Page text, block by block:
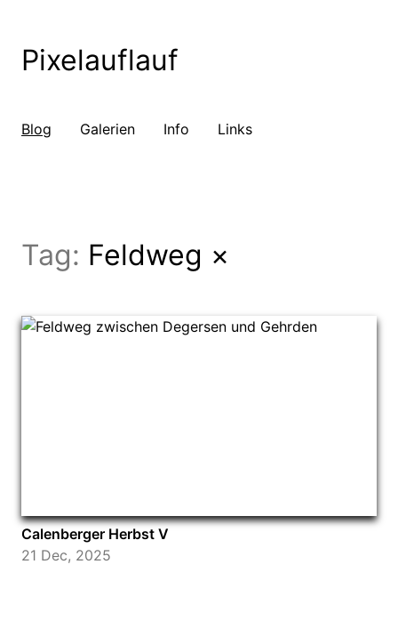
Pixelauflauf
Blog Galerien Info Links
Tag: Feldweg ×
Calenberger Herbst V
21 Dec, 2025